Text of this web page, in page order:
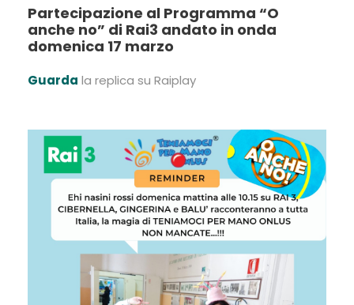
Partecipazione al Programma “O
anche no” di Rai3 andato in onda
domenica 17 marzo
Guarda la replica su Raiplay